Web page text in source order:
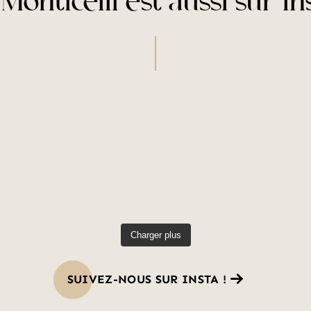
Charger plus
SUIVEZ-NOUS SUR INSTA !